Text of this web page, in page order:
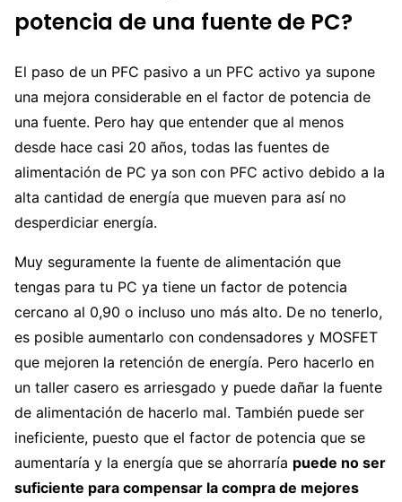
potencia de una fuente de PC?
El paso de un PFC pasivo a un PFC activo ya supone
una mejora considerable en el factor de potencia de
una fuente. Pero hay que entender que al menos
desde hace casi 20 años, todas las fuentes de
alimentación de PC ya son con PFC activo debido a la
alta cantidad de energía que mueven para así no
desperdiciar energía.
Muy seguramente la fuente de alimentación que
tengas para tu PC ya tiene un factor de potencia
cercano al 0,90 o incluso uno más alto. De no tenerlo,
es posible aumentarlo con condensadores y MOSFET
que mejoren la retención de energía. Pero hacerlo en
un taller casero es arriesgado y puede dañar la fuente
de alimentación de hacerlo mal. También puede ser
ineficiente, puesto que el factor de potencia que se
aumentaría y la energía que se ahorraría puede no ser
suficiente para compensar la compra de mejores